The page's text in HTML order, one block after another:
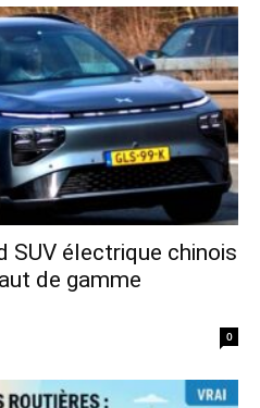
SUV électrique chinois
de gamme
0